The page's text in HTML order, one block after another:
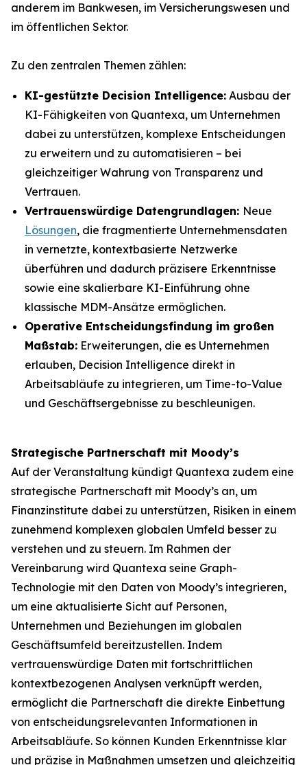
anderem im Bankwesen, im Versicherungswesen und
im öffentlichen Sektor.
Zu den zentralen Themen zählen:
KI-gestützte Decision Intelligence: Ausbau der
KI-Fähigkeiten von Quantexa, um Unternehmen
dabei zu unterstützen, komplexe Entscheidungen
zu erweitern und zu automatisieren – bei
gleichzeitiger Wahrung von Transparenz und
Vertrauen.
Vertrauenswürdige Datengrundlagen: Neue
Lösungen, die fragmentierte Unternehmensdaten
in vernetzte, kontextbasierte Netzwerke
überführen und dadurch präzisere Erkenntnisse
sowie eine skalierbare KI-Einführung ohne
klassische MDM-Ansätze ermöglichen.
Operative Entscheidungsfindung im großen
Maßstab: Erweiterungen, die es Unternehmen
erlauben, Decision Intelligence direkt in
Arbeitsabläufe zu integrieren, um Time-to-Value
und Geschäftsergebnisse zu beschleunigen.
Strategische Partnerschaft mit Moody’s
Auf der Veranstaltung kündigt Quantexa zudem eine
strategische Partnerschaft mit Moody’s an, um
Finanzinstitute dabei zu unterstützen, Risiken in einem
zunehmend komplexen globalen Umfeld besser zu
verstehen und zu steuern. Im Rahmen der
Vereinbarung wird Quantexa seine Graph-
Technologie mit den Daten von Moody’s integrieren,
um eine aktualisierte Sicht auf Personen,
Unternehmen und Beziehungen im globalen
Geschäftsumfeld bereitzustellen. Indem
vertrauenswürdige Daten mit fortschrittlichen
kontextbezogenen Analysen verknüpft werden,
ermöglicht die Partnerschaft die direkte Einbettung
von entscheidungsrelevanten Informationen in
Arbeitsabläufe. So können Kunden Erkenntnisse klar
und präzise in Maßnahmen umsetzen und gleichzeitig